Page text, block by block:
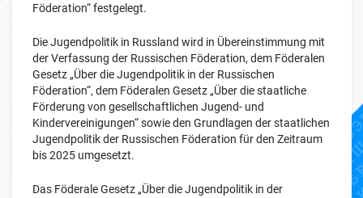
Föderation“ festgelegt.
Die Jugendpolitik in Russland wird in Übereinstimmung mit
der Verfassung der Russischen Föderation, dem Föderalen
Gesetz „Über die Jugendpolitik in der Russischen
Föderation“, dem Föderalen Gesetz „Über die staatliche
Förderung von gesellschaftlichen Jugend- und
Kindervereinigungen“ sowie den Grundlagen der staatlichen
Jugendpolitik der Russischen Föderation für den Zeitraum
bis 2025 umgesetzt.
Das Föderale Gesetz „Über die Jugendpolitik in der